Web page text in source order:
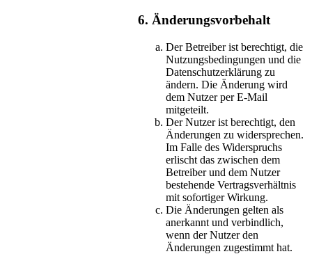
6. Änderungsvorbehalt
Der Betreiber ist berechtigt, die
Nutzungsbedingungen und die
Datenschutzerklärung zu
ändern. Die Änderung wird
dem Nutzer per E-Mail
mitgeteilt.
Der Nutzer ist berechtigt, den
Änderungen zu widersprechen.
Im Falle des Widerspruchs
erlischt das zwischen dem
Betreiber und dem Nutzer
bestehende Vertragsverhältnis
mit sofortiger Wirkung.
Die Änderungen gelten als
anerkannt und verbindlich,
wenn der Nutzer den
Änderungen zugestimmt hat.